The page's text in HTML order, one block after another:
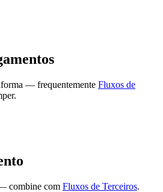
— frequentemente Fluxos de
combine com Fluxos de Terceiros.